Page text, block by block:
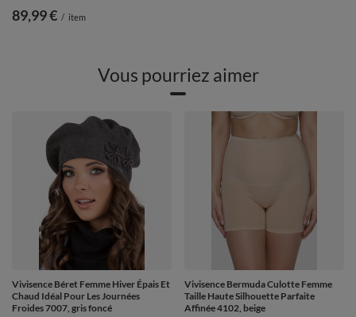
89,99 € / item
Vous pourriez aimer
Vivisence Béret Femme Hiver Épais Et
Chaud Idéal Pour Les Journées
Froides 7007, gris foncé
Vivisence Bermuda Culotte Femme
Taille Haute Silhouette Parfaite
Affinée 4102, beige